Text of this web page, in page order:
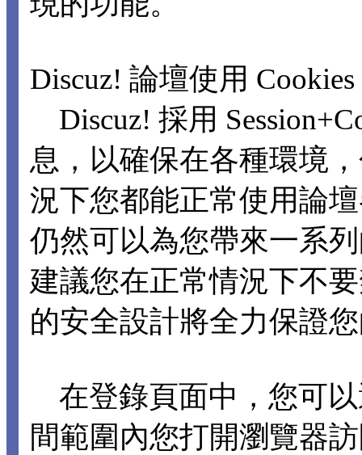
Discuz! 論壇使用
Discuz! 採用
息，以確保在各種環境
況下您都能正常使用論
仍然可以為您帶來一系
建議您在正常情況下不
的安全設計將全力保證
在登錄頁面中，您可以
間範圍內您打開瀏覽器